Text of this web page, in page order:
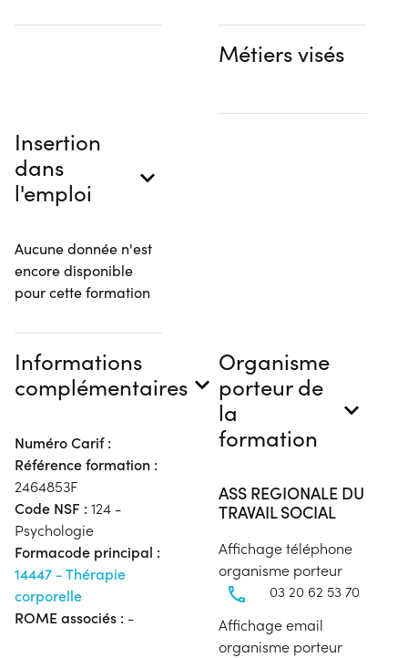
Métiers visés
Insertion
dans
l'emploi
Aucune donnée n'est
encore disponible
pour cette formation
Informations
complémentaires
Numéro Carif :
Référence formation :
2464853F
Code NSF : 124 -
Psychologie
Formacode principal :
14447 - Thérapie
corporelle
ROME associés : -
Organisme
porteur de
la
formation
ASS REGIONALE DU
TRAVAIL SOCIAL
Affichage téléphone
organisme porteur
03 20 62 53 70
Affichage email
organisme porteur